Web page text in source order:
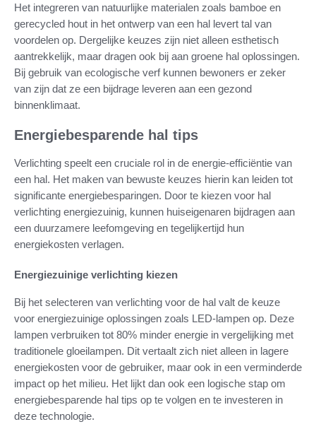
Het integreren van natuurlijke materialen zoals bamboe en
gerecycled hout in het ontwerp van een hal levert tal van
voordelen op. Dergelijke keuzes zijn niet alleen esthetisch
aantrekkelijk, maar dragen ook bij aan groene hal oplossingen.
Bij gebruik van ecologische verf kunnen bewoners er zeker
van zijn dat ze een bijdrage leveren aan een gezond
binnenklimaat.
Energiebesparende hal tips
Verlichting speelt een cruciale rol in de energie-efficiëntie van
een hal. Het maken van bewuste keuzes hierin kan leiden tot
significante energiebesparingen. Door te kiezen voor hal
verlichting energiezuinig, kunnen huiseigenaren bijdragen aan
een duurzamere leefomgeving en tegelijkertijd hun
energiekosten verlagen.
Energiezuinige verlichting kiezen
Bij het selecteren van verlichting voor de hal valt de keuze
voor energiezuinige oplossingen zoals LED-lampen op. Deze
lampen verbruiken tot 80% minder energie in vergelijking met
traditionele gloeilampen. Dit vertaalt zich niet alleen in lagere
energiekosten voor de gebruiker, maar ook in een verminderde
impact op het milieu. Het lijkt dan ook een logische stap om
energiebesparende hal tips op te volgen en te investeren in
deze technologie.